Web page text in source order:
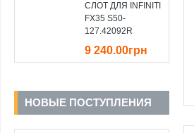
СЛОТ ДЛЯ INFINITI
FX35 S50-
127.42092R
9 240.00грн
НОВЫЕ ПОСТУПЛЕНИЯ